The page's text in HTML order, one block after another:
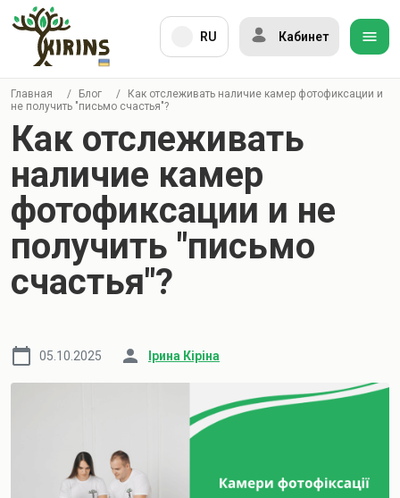
RU Кабинет
Главная / Блог /
Как отслеживать наличие камер фотофиксации и
не получить "письмо счастья"?
Как отслеживать
наличие камер
фотофиксации и не
получить "письмо
счастья"?
05.10.2025 Ірина Кіріна